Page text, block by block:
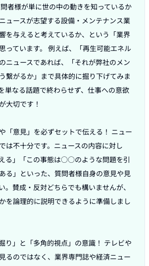
者様が単に世の中の動きを知っているか
ュースが志望する設備・メンテナンス業
を与えると考えているか、という「業界
っています。 例えば、「再生可能エネル
ニュースであれば、「それが弊社のメン
繋がるか」まで具体的に掘り下げてみま
単なる話題で終わらせず、仕事への意欲
大切です！
「意見」を必ずセットで伝える！ ニュー
は不十分です。ニュースの内容に対し
る」「この事態は○○のような問題を引
る」といった、質問者様自身の意見や見
。賛成・反対どちらでも構いませんが、
を論理的に説明できるように準備しまし
り」と「多角的視点」の意識！ テレビや
るのではなく、業界専門誌や経済ニュー